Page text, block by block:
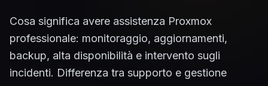
Cosa significa avere assistenza Proxmox
professionale: monitoraggio, aggiornamenti,
backup, alta disponibilità e intervento sugli
incidenti. Differenza tra supporto e gestione